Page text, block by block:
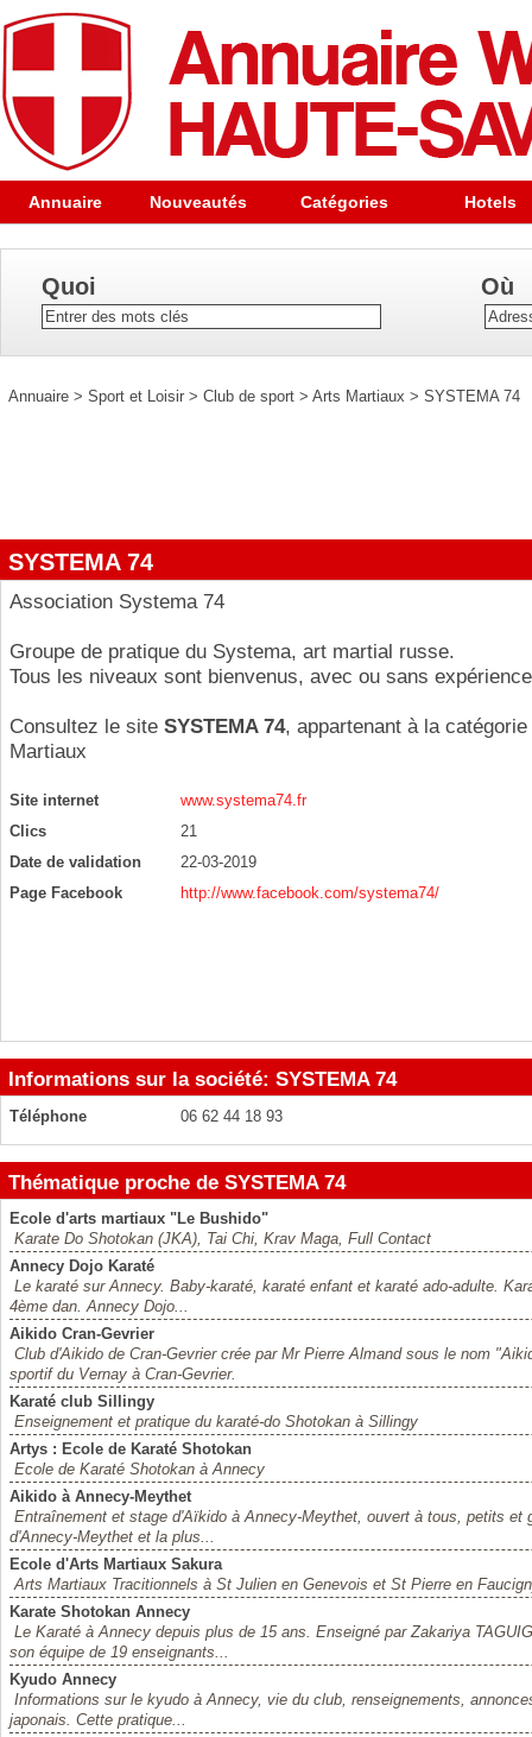
Annuaire Nouveautés Catégories Hotels
Quoi Où
Annuaire > Sport et Loisir > Club de sport > Arts Martiaux > SYSTEMA 74
SYSTEMA 74
Association Systema 74
Groupe de pratique du Systema, art martial russe.
Tous les niveaux sont bienvenus, avec ou sans
Consultez le site SYSTEMA 74, appartenant à la catégorie
Martiaux
Site internet
www.systema74.fr
Clics
21
Date de validation
22-03-2019
Page Facebook
http://www.facebook.com/systema74/
Informations sur la société: SYSTEMA 74
Téléphone 06 62 44 18 93
Thématique proche de SYSTEMA 74
Ecole d'arts martiaux "Le Bushido"
Karate Do Shotokan (JKA), Tai Chi, Krav Maga, Full Contact
Annecy Dojo Karaté
Le karaté sur Annecy. Baby-karaté, karaté enfant et karaté ado-adulte.
4ème dan. Annecy Dojo...
Aikido Cran-Gevrier
Club d'Aikido de Cran-Gevrier crée par Mr Pierre Almand sous le nom
sportif du Vernay à Cran-Gevrier.
Karaté club Sillingy
Enseignement et pratique du karaté-do Shotokan à Sillingy
Artys : Ecole de Karaté Shotokan
Ecole de Karaté Shotokan à Annecy
Aikido à Annecy-Meythet
Entraînement et stage d'Aïkido à Annecy-Meythet, ouvert à tous, petits et
d'Annecy-Meythet et la plus...
Ecole d'Arts Martiaux Sakura
Arts Martiaux Tracitionnels à St Julien en Genevois et St Pierre en
Karate Shotokan Annecy
Le Karaté à Annecy depuis plus de 15 ans. Enseigné par Zakariya
son équipe de 19 enseignants...
Kyudo Annecy
Informations sur le kyudo à Annecy, vie du club, renseignements,
japonais. Cette pratique...